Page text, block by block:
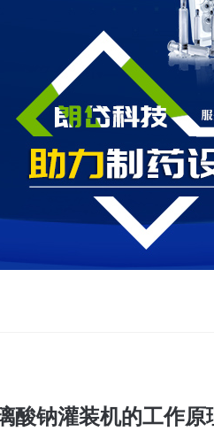
酸钠灌装机的工作原